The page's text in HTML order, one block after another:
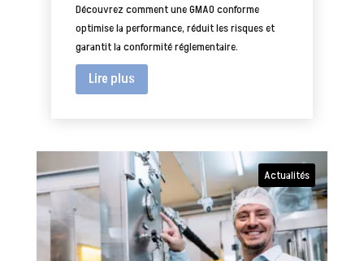
Découvrez comment une GMAO conforme
optimise la performance, réduit les risques et
garantit la conformité réglementaire.
Lire plus
Actualités